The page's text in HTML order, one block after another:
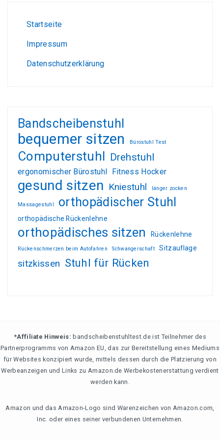
Startseite
Impressum
Datenschutzerklärung
Bandscheibenstuhl
bequemer sitzen Bürostuhl Test
Computerstuhl Drehstuhl
ergonomischer Bürostuhl Fitness Hocker
gesund sitzen Kniestuhl länger zocken
Massagestuhl orthopädischer Stuhl
orthopädische Rückenlehne
orthopädisches sitzen Rückenlehne
Rückenschmerzen beim Autofahren Schwangerschaft Sitzauflage
sitzkissen Stuhl für Rücken
*Affiliate Hinweis: bandscheibenstuhltest.de ist Teilnehmer des
Partnerprogramms von Amazon EU, das zur Bereitstellung eines Mediums
für Websites konzipiert wurde, mittels dessen durch die Platzierung von
Werbeanzeigen und Links zu Amazon.de Werbekostenerstattung verdient
werden kann.
Amazon und das Amazon-Logo sind Warenzeichen von Amazon.com,
Inc. oder eines seiner verbundenen Unternehmen.